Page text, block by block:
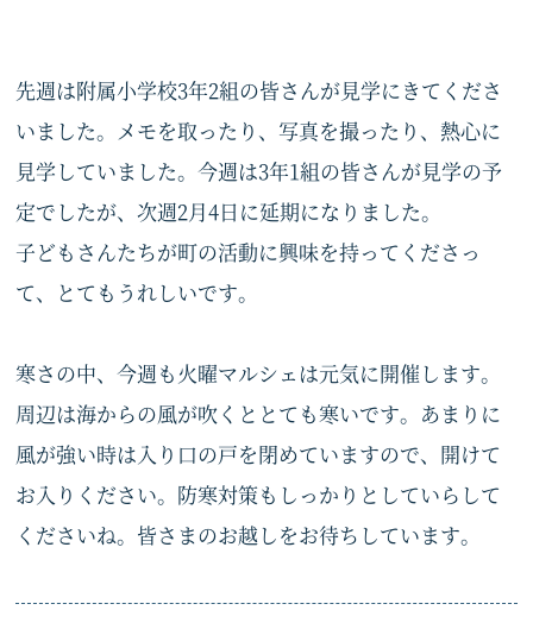
先週は附属小学校3年2組の皆さんが見学にきてくださ
いました。メモを取ったり、写真を撮ったり、熱心に
見学していました。今週は3年1組の皆さんが見学の予
定でしたが、次週2月4日に延期になりました。
子どもさんたちが町の活動に興味を持ってくださっ
て、とてもうれしいです。
寒さの中、今週も火曜マルシェは元気に開催します。
周辺は海からの風が吹くととても寒いです。あまりに
風が強い時は入り口の戸を閉めていますので、開けて
お入りください。防寒対策もしっかりとしていらして
くださいね。皆さまのお越しをお待ちしています。